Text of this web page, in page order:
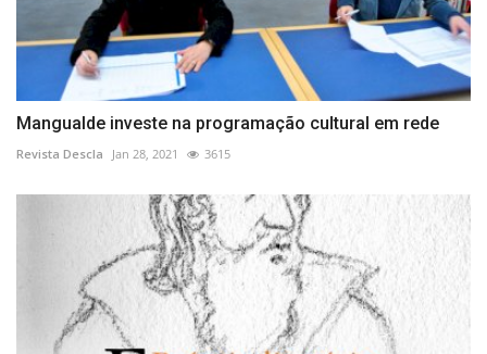
Mangualde investe na programação cultural em rede
Revista Descla Jan 28, 2021 3615